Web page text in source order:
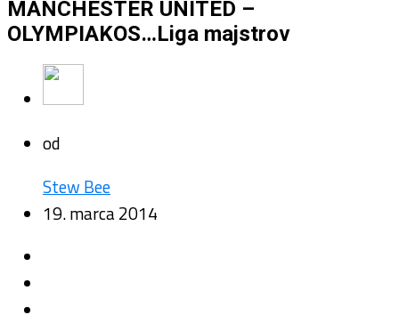
MANCHESTER UNITED –
OLYMPIAKOS…Liga majstrov
od
Stew Bee
19. marca 2014